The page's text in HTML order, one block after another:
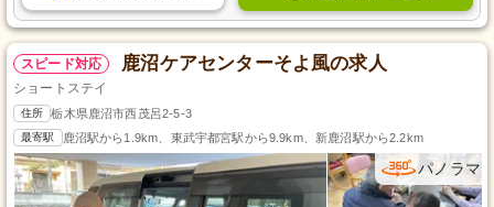
スピード対応 鹿沼ケアセンターそよ風の求人
ショートステイ
住所 栃木県鹿沼市西茂呂2-5-3
最寄駅 鹿沼駅から1.9km、東武宇都宮駅から9.9km、新鹿沼駅から2.2km
パノラマ